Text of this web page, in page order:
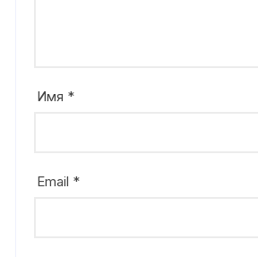
Имя *
Email *